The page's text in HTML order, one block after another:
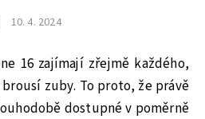
10. 4. 2024
16 zajímají zřejmě každého,
zuby. To proto, že právě
dostupné v poměrně